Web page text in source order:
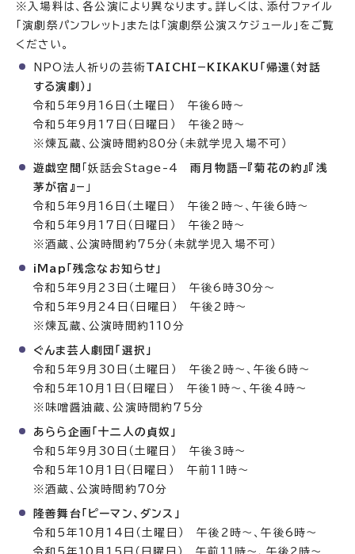
※入場料は、各公演により異なります。詳しくは、添付ファイル
「演劇祭パンフレット」または「演劇祭公演スケジュール」をご覧
ください。
NPO法人祈りの芸術TAICHI−KIKAKU「帰還（対話
する演劇）」
令和5年9月16日（土曜日） 午後6時～
令和5年9月17日（日曜日） 午後2時～
※煉瓦蔵、公演時間約80分（未就学児入場不可）
遊戯空間 「妖話会Stage-4雨月物語−『菊花の約』『浅
茅が宿』− 」
令和5年9月16日（土曜日） 午後2時～、午後6時～
令和5年9月17日（日曜日） 午後2時～
※酒蔵、公演時間約75分（未就学児入場不可）
iMap「残念なお知らせ」
令和5年9月23日（土曜日） 午後6時30分～
令和5年9月24日（日曜日） 午後2時～
※煉瓦蔵、公演時間約110分
ぐんま芸人劇団「選択」
令和5年9月30日（土曜日） 午後2時～、午後6時～
令和5年10月1日（日曜日） 午後1時～、午後4時～
※味噌醤油蔵、公演時間約75分
あらら企画「十二人の貞奴」
令和5年9月30日（土曜日） 午後3時～
令和5年10月1日（日曜日） 午前11時～
※酒蔵、公演時間約70分
隆善舞台「ピーマン、ダンス」
令和5年10月14日（土曜日） 午後2時～、午後6時～
令和5年10月15日（日曜日） 午前11時～、午後2時～